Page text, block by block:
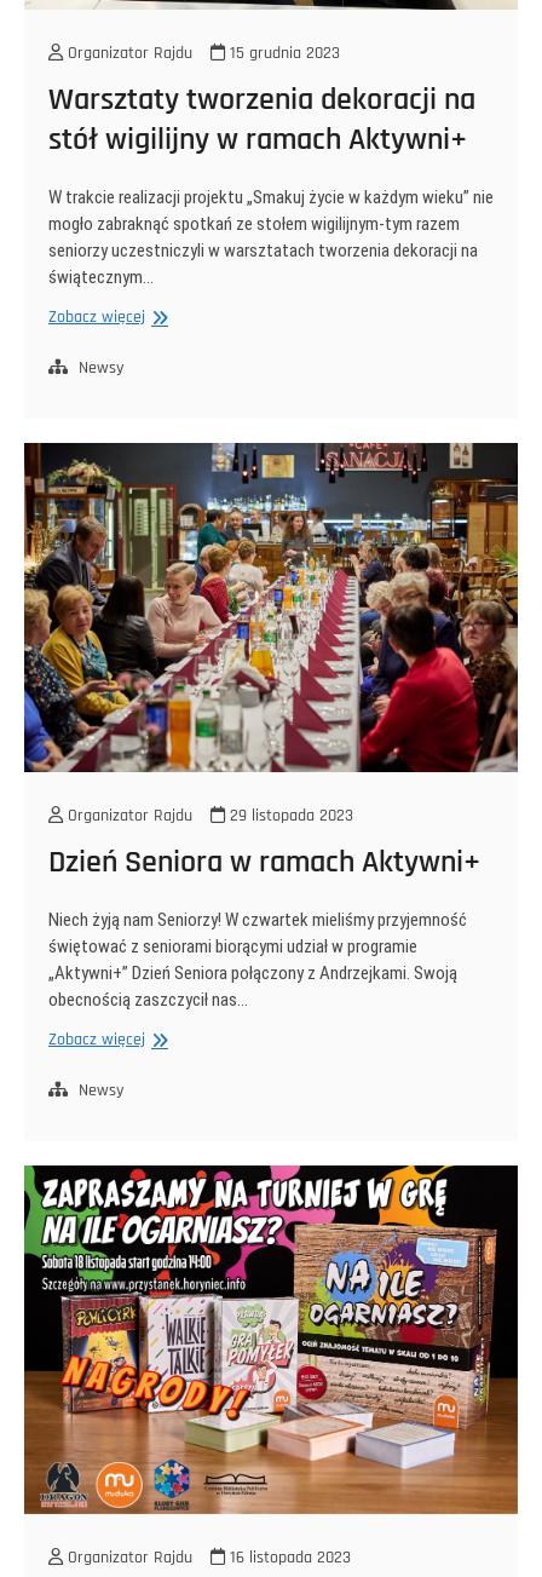
Organizator Rajdu 15 grudnia 2023
Warsztaty tworzenia dekoracji na
stół wigilijny w ramach Aktywni+
W trakcie realizacji projektu „Smakuj życie w każdym wieku” nie
mogło zabraknąć spotkań ze stołem wigilijnym-tym razem
seniorzy uczestniczyli w warsztatach tworzenia dekoracji na
świątecznym…
Zobacz więcej Warsztaty
wigilijny
ramach
Aktywni+
Newsy
Organizator Rajdu 29 listopada 2023
Dzień Seniora w ramach Aktywni+
Niech żyją nam Seniorzy! W czwartek mieliśmy przyjemność
świętować z seniorami biorącymi udział w programie
„Aktywni+” Dzień Seniora połączony z Andrzejkami. Swoją
obecnością zaszczycił nas…
Zobacz więcej Dzień
Newsy
Organizator Rajdu 16 listopada 2023